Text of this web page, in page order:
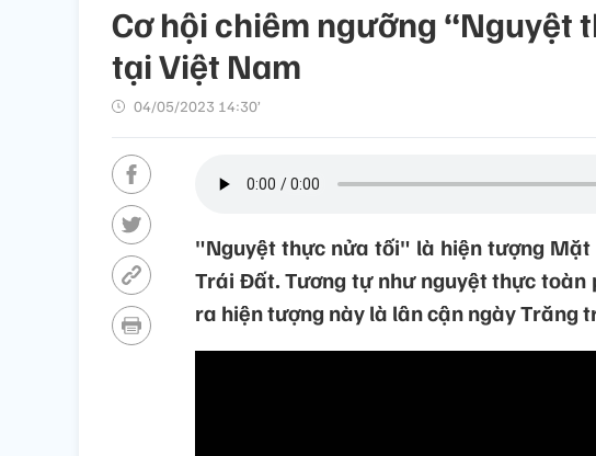
Cơ hội chiêm ngưỡng “Nguyệt
tại Việt Nam
04/05/2023 14:30’
"Nguyệt thực nửa tối" là hiện tượng
Trái Đất. Tương tự như nguyệt thực
ra hiện tượng này là lân cận ngày Trăng